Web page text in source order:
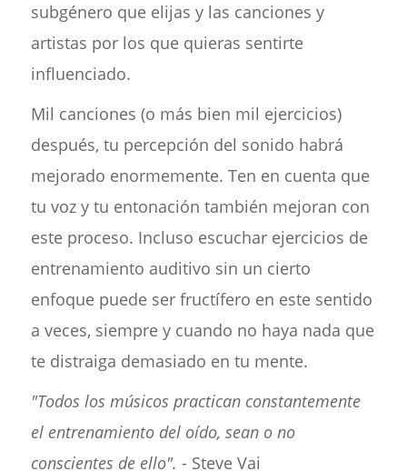
subgénero que elijas y las canciones y
artistas por los que quieras sentirte
influenciado.
Mil canciones (o más bien mil ejercicios)
después, tu percepción del sonido habrá
mejorado enormemente. Ten en cuenta que
tu voz y tu entonación también mejoran con
este proceso. Incluso escuchar ejercicios de
entrenamiento auditivo sin un cierto
enfoque puede ser fructífero en este sentido
a veces, siempre y cuando no haya nada que
te distraiga demasiado en tu mente.
"Todos los músicos practican constantemente
el entrenamiento del oído, sean o no
conscientes de ello". - Steve Vai